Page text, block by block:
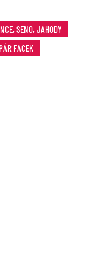
SENO, JAHODY
FACEK